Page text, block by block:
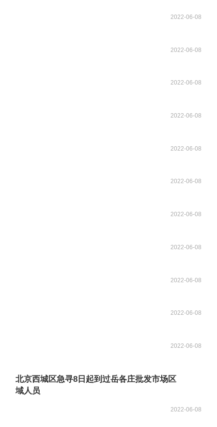
2022-06-08
2022-06-08
2022-06-08
2022-06-08
2022-06-08
2022-06-08
2022-06-08
2022-06-08
2022-06-08
2022-06-08
2022-06-08
北京西城区急寻8日起到过岳各庄批发市场区
域人员
2022-06-08